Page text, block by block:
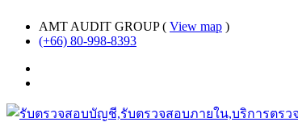
AMT AUDIT GROUP ( View map )
(+66) 80-998-8393